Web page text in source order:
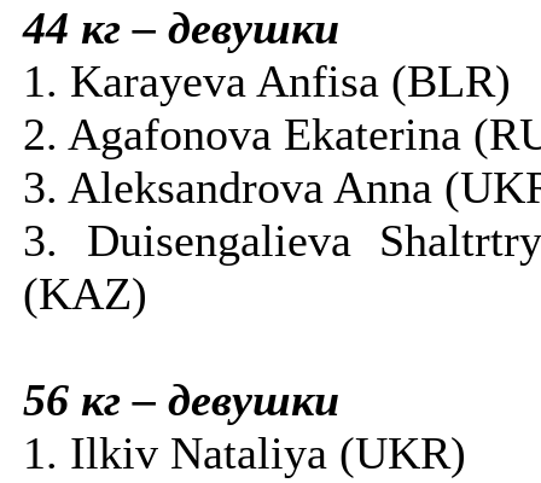
44 кг – девушки
1. Karayeva Anfisa (BLR)
2. Agafonova Ekaterina
3. Aleksandrova Anna
3. Duisengalieva
(KAZ)
56 кг – девушки
1. Ilkiv Nataliya (UKR)